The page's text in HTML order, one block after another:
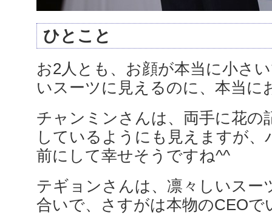
ひとこと
お2人とも、お顔が本当に小さ
いスーツに見えるのに、本当に
チャンミンさんは、両手に花の
しているようにも見えますが、
前にして幸せそうですね^^
テギョンさんは、凛々しいスー
合いで、さすがは本物のCEO